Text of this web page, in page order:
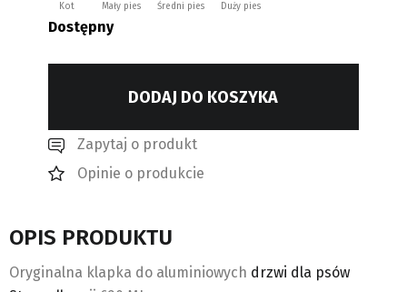
Kot Mały pies Średni pies Duży pies
Dostępny
DODAJ DO KOSZYKA
Zapytaj o produkt
Opinie o produkcie
OPIS PRODUKTU
Oryginalna klapka do aluminiowych drzwi dla psów